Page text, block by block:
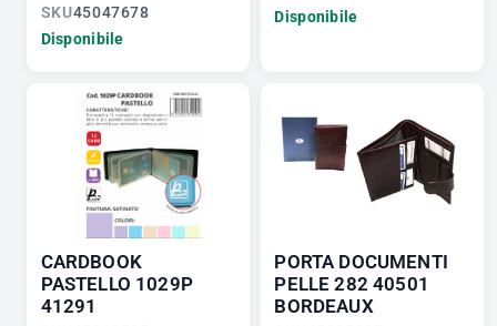
SKU45047678
Disponibile
Disponibile
CARDBOOK
PASTELLO 1029P
41291
PORTA DOCUMENTI
PELLE 282 40501
BORDEAUX